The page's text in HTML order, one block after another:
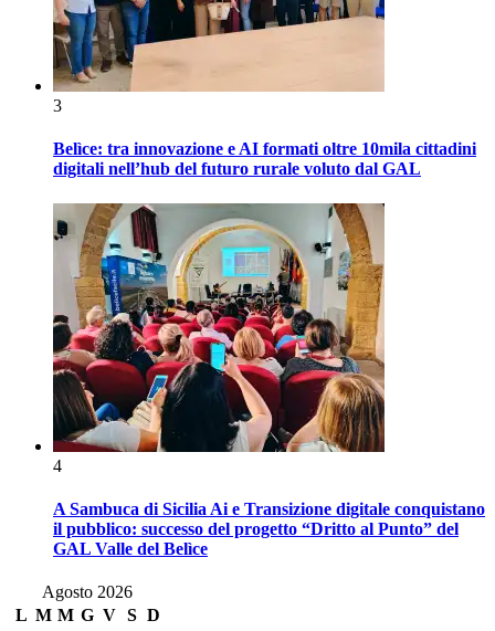
3
Belìce: tra innovazione e AI formati oltre 10mila cittadini
digitali nell’hub del futuro rurale voluto dal GAL
4
A Sambuca di Sicilia Ai e Transizione digitale conquistano
il pubblico: successo del progetto “Dritto al Punto” del
GAL Valle del Belìce
Agosto 2026
L M M G V S D